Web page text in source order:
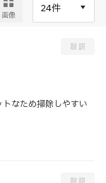
画像
なため掃除しやすい